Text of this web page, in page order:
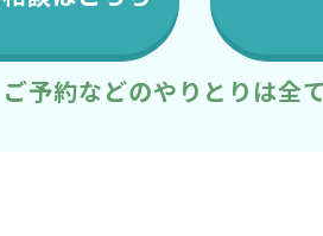
予約などのやりとりは全